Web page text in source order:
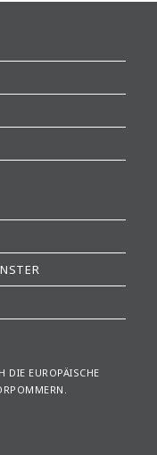
DIE EUROPÄISCHE